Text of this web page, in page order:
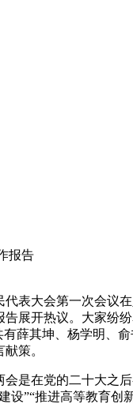
报告
代表大会第一次会议
展开热议。大家纷
薛其坤、杨学明、
策。
会是在党的二十大之
设”“推进高等教育